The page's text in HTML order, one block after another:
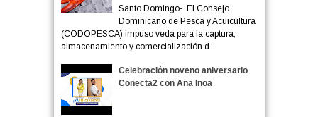
Santo Domingo- El Consejo
Dominicano de Pesca y Acuicultura
(CODOPESCA) impuso veda para la captura,
almacenamiento y comercialización d...
Celebración noveno aniversario
Conecta2 con Ana Inoa